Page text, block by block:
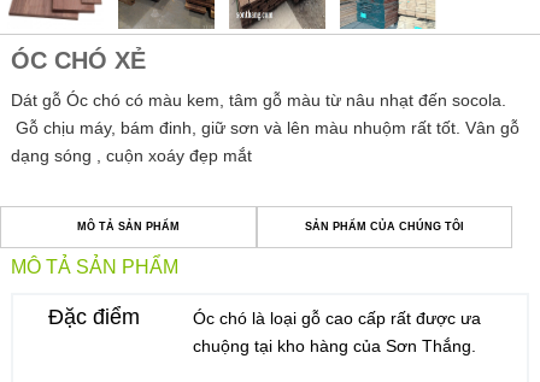
ÓC CHÓ XẺ
Dát gỗ Óc chó có màu kem, tâm gỗ màu từ nâu nhạt đến socola.
Gỗ chịu máy, bám đinh, giữ sơn và lên màu nhuộm rất tốt. Vân gỗ
dạng sóng , cuộn xoáy đẹp mắt
MÔ TẢ SẢN PHẨM SẢN PHẨM CỦA CHÚNG TÔI
MÔ TẢ SẢN PHẨM
Đặc điểm
Óc chó là loại gỗ cao cấp rất được ưa
chuộng tại kho hàng của Sơn Thắng.